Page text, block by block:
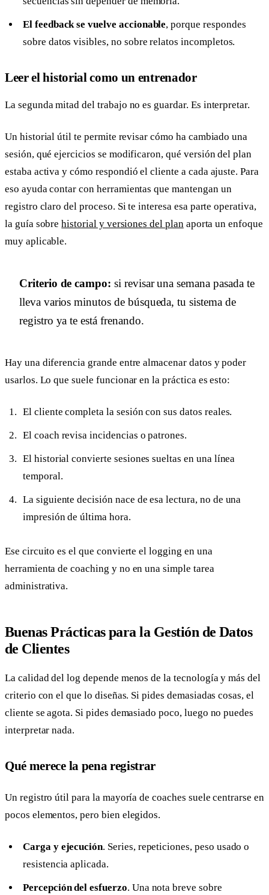
El feedback se vuelve accionable, porque respondes
sobre datos visibles, no sobre relatos incompletos.
Leer el historial como un entrenador
La segunda mitad del trabajo no es guardar. Es interpretar.
Un historial útil te permite revisar cómo ha cambiado una
sesión, qué ejercicios se modificaron, qué versión del plan
estaba activa y cómo respondió el cliente a cada ajuste. Para
eso ayuda contar con herramientas que mantengan un
registro claro del proceso. Si te interesa esa parte operativa,
la guía sobrehistorial y versiones del planaporta un enfoque
muy aplicable.
Criterio de campo: si revisar una semana pasada te
lleva varios minutos de búsqueda, tu sistema de
registro ya te está frenando.
Hay una diferencia grande entre almacenar datos y poder
usarlos. Lo que suele funcionar en la práctica es esto:
El cliente completa la sesión con sus datos reales.
El coach revisa incidencias o patrones.
El historial convierte sesiones sueltas en una línea
temporal.
La siguiente decisión nace de esa lectura, no de una
impresión de última hora.
Ese circuito es el que convierte el logging en una
herramienta de coaching y no en una simple tarea
administrativa.
Buenas Prácticas para la Gestión de Datos
de Clientes
La calidad del log depende menos de la tecnología y más del
criterio con el que lo diseñas. Si pides demasiadas cosas, el
cliente se agota. Si pides demasiado poco, luego no puedes
interpretar nada.
Qué merece la pena registrar
Un registro útil para la mayoría de coaches suele centrarse en
pocos elementos, pero bien elegidos.
Carga y ejecución. Series, repeticiones, peso usado o
resistencia aplicada.
Percepción del esfuerzo. Una nota breve sobre